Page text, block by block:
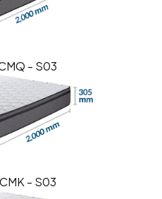
- S03
- S03